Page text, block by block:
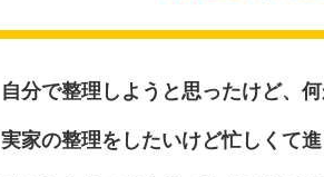
自分で整理しようと思ったけど、
実家の整理をしたいけど忙しくて